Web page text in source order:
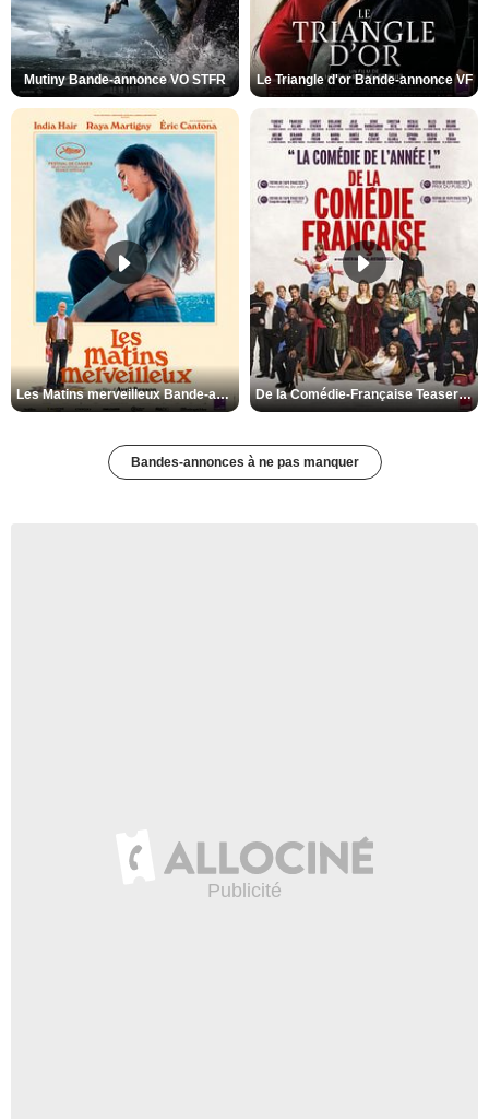
Mutiny Bande-annonce VO STFR Le Triangle d'or Bande-annonce VF
Les Matins merveilleux Bande-annonce VF De la Comédie-Française Teaser VF
Bandes-annonces à ne pas manquer